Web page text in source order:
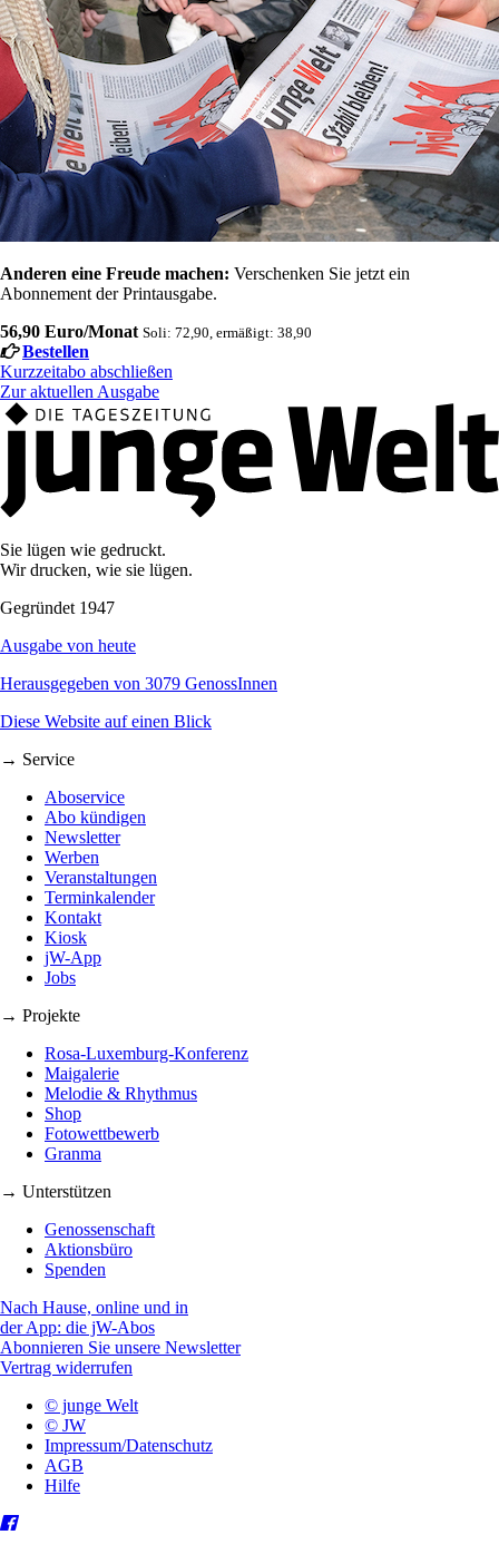
Anderen eine Freude machen: Verschenken Sie jetzt ein
Abonnement der Printausgabe.
56,90 Euro/Monat Soli: 72,90, ermäßigt: 38,90
Bestellen
Kurzzeitabo abschließen
Zur aktuellen Ausgabe
Sie lügen wie gedruckt.
Wir drucken, wie sie lügen.
Gegründet 1947
Ausgabe von heute
Herausgegeben von 3079 GenossInnen
Diese Website auf einen Blick
→ Service
Aboservice
Abo kündigen
Newsletter
Werben
Veranstaltungen
Terminkalender
Kontakt
Kiosk
jW-App
Jobs
→ Projekte
Rosa-Luxemburg-Konferenz
Maigalerie
Melodie & Rhythmus
Shop
Fotowettbewerb
Granma
→ Unterstützen
Genossenschaft
Aktionsbüro
Spenden
Nach Hause, online und in
der App: die jW-Abos
Abonnieren Sie unsere Newsletter
Vertrag widerrufen
© junge Welt
© JW
Impressum/Datenschutz
AGB
Hilfe